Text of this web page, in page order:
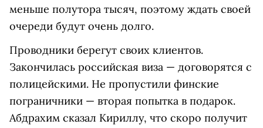
меньше полутора тысяч, поэтому ждать своей
очереди будут очень долго.
Проводники берегут своих клиентов.
Закончилась российская виза — договорятся с
полицейскими. Не пропустили финские
пограничники — вторая попытка в подарок.
Абдрахим сказал Кириллу, что скоро получит